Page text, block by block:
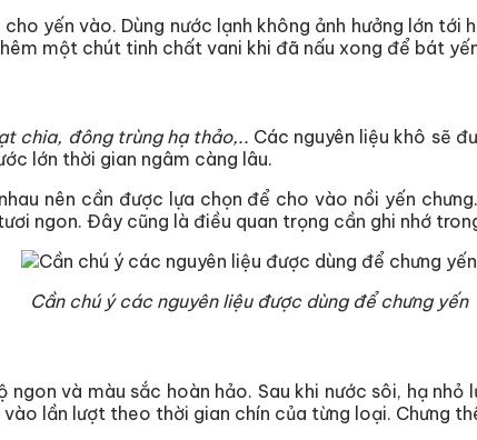
yến vào. Dùng nước lạnh không ảnh hưởng lớn tới
một chút tinh chất vani khi đã nấu xong để bát
chia, đông trùng hạ thảo,.. Các nguyên liệu khô sẽ
lớn thời gian ngâm càng lâu.
nên cần được lựa chọn để cho vào nồi yến
ngon. Đây cũng là điều quan trọng cần ghi nhớ
Cần chú ý các nguyên liệu được dùng để chưng yến
và màu sắc hoàn hảo. Sau khi nước sôi, hạ
lần lượt theo thời gian chín của từng loại. Chưng